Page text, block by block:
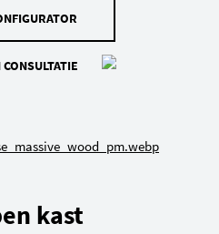
kast